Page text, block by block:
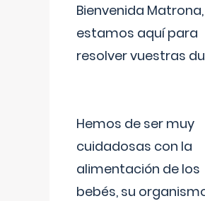
Bienvenida Matrona,
estamos aquí para
resolver vuestras
Hemos de ser muy
cuidadosas con la
alimentación de los
bebés, su